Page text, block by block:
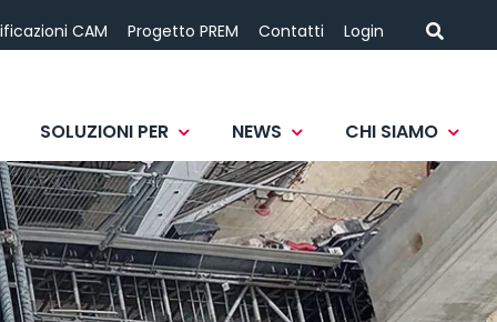
CAM Progetto PREM Contatti Login
MANUFATTI SPECIALI E
DI COMPLETAMENTO
POSA IN OPERA
SOLUZIONI PER
IMPRESA
NEWS
CHI SIAMO
LAVORA CON NOI